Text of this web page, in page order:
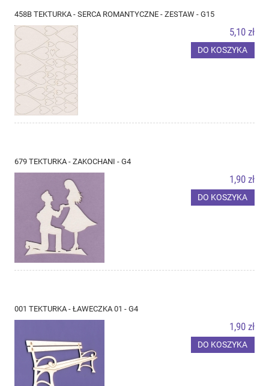
458B TEKTURKA - SERCA ROMANTYCZNE - ZESTAW - G15
5,10 zł
DO KOSZYKA
679 TEKTURKA - ZAKOCHANI - G4
1,90 zł
DO KOSZYKA
001 TEKTURKA - ŁAWECZKA 01 - G4
1,90 zł
DO KOSZYKA